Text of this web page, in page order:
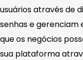
usuários através de
senhas e gerenciam
que os negócios
sua plataforma